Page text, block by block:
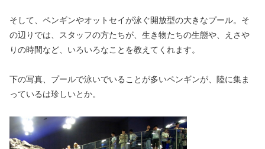
そして、ペンギンやオットセイが泳ぐ開放型の大きなプール。そ
の辺りでは、スタッフの方たちが、生き物たちの生態や、えさや
りの時間など、いろいろなことを教えてくれます。
下の写真、プールで泳いでいることが多いペンギンが、陸に集ま
っているは珍しいとか。